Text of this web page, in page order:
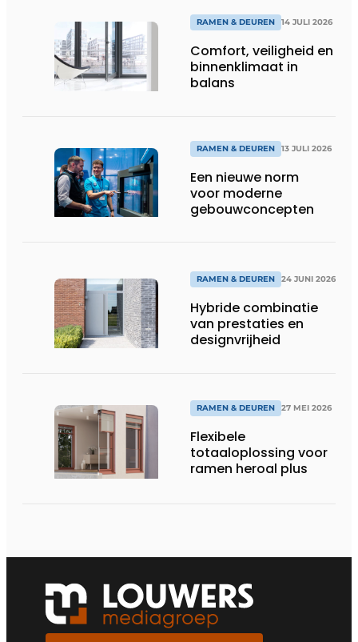
RAMEN & DEUREN 14 JULI 2026
Comfort, veiligheid en
binnenklimaat in
balans
RAMEN & DEUREN 13 JULI 2026
Een nieuwe norm
voor moderne
gebouwconcepten
RAMEN & DEUREN 24 JUNI 2026
Hybride combinatie
van prestaties en
designvrijheid
RAMEN & DEUREN 27 MEI 2026
Flexibele
totaaloplossing voor
ramen heroal plus